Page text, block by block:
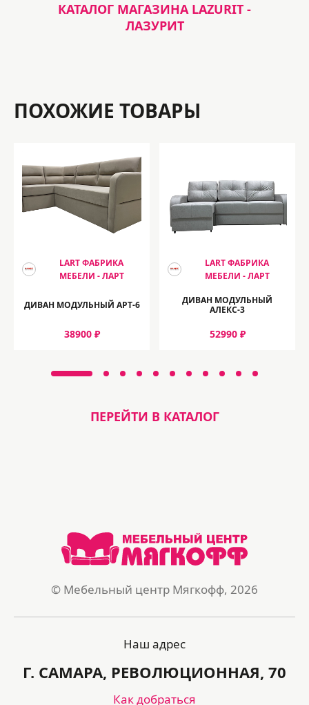
КАТАЛОГ МАГАЗИНА LAZURIT -
ЛАЗУРИТ
ПОХОЖИЕ ТОВАРЫ
LART ФАБРИКА
МЕБЕЛИ - ЛАРТ
ДИВАН МОДУЛЬНЫЙ АРТ-6
38900 ₽
LART ФАБРИКА
МЕБЕЛИ - ЛАРТ
ДИВАН МОДУЛЬНЫЙ
АЛЕКС-3
52990 ₽
ПЕРЕЙТИ В КАТАЛОГ
© Мебельный центр Мягкофф, 2026
Наш адрес
Г. САМАРА, РЕВОЛЮЦИОННАЯ, 70
Как добраться